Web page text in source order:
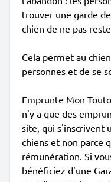
trouver une garde
chien de ne pas
Cela permet au
personnes et de se
Emprunte Mon
n'y a que des
site, qui s'inscrivent
chiens et non parce
rémunération. Si
bénéficiez d'une